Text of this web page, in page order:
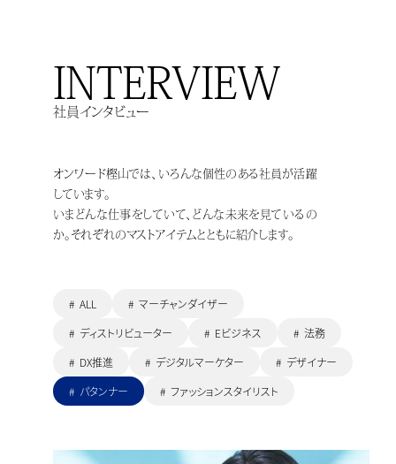
INTERVIEW
社員インタビュー
オンワード樫山では、いろんな個性のある社員が活躍
しています。
いまどんな仕事をしていて、どんな未来を見ているの
か。 それぞれのマストアイテムとともに紹介します。
ALL
マーチャンダイザー
ディストリビューター
Eビジネス
法務
DX推進
デジタルマーケター
デザイナー
パタンナー
ファッションスタイリスト